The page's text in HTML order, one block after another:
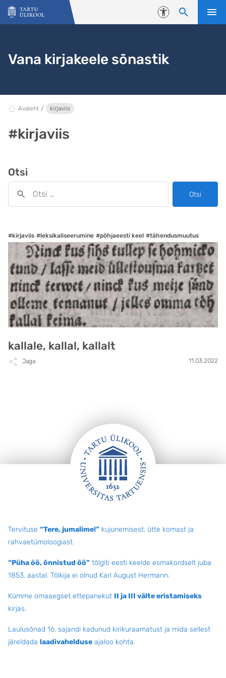
Liigu edasi põhisisu juurde
Juurdepääsetavus
Vana kirjakeele sõnastik
Avaleht kirjaviis
#kirjaviis
Otsi
Otsi
#kirjaviis #leksikaliseerumine #põhjaeesti keel #tähendusmuutus
kallale, kallal, kallalt
Jaga 11.03.2022
Tervituse “Tere, jumalime!” kujunemisest, ütte komast ja
rahvaetümoloogiast.
“Püha öö, õnnistud öö” tõlgiti eesti keelde esmakordselt juba
1853. aastal. Tõlkija ei olnud Karl August Hermann.
Kümme omaaegset ettepanekut II ja III välte eristamiseks
kirjas.
Laulusõnad 16. sajandi kadunud kirikuraamatust ja mida sellest
järeldada laadivahelduse ajaloo kohta.